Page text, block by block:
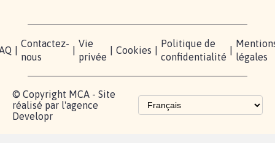
Contactez-
nous
Vie
privée
Cookies
Politique de
confidentialité
légales
© Copyright MCA - Site
réalisé par l'agence
Developr